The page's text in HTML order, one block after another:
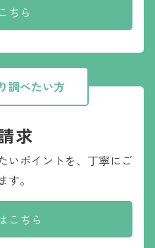
ちら
調べたい方
求
ポイントを、 丁寧にご
す。
こちら